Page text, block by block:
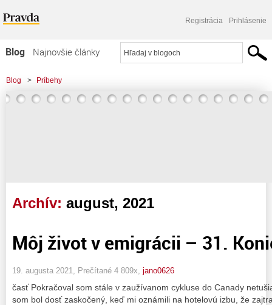
Registrácia Prihlásenie
Blog
Najnovšie články
Najčítanejšie články
Najkomentovanejšie články
Blog > Príbehy
Archív: august, 2021
Môj život v emigrácii – 31.
19. augusta 2021, Prečítané 4 809x, jano0626
časť Pokračoval som stále v zaužívanom cykluse do Canady
som bol dosť zaskočený, keď mi oznámili na hotelovú izbu, že